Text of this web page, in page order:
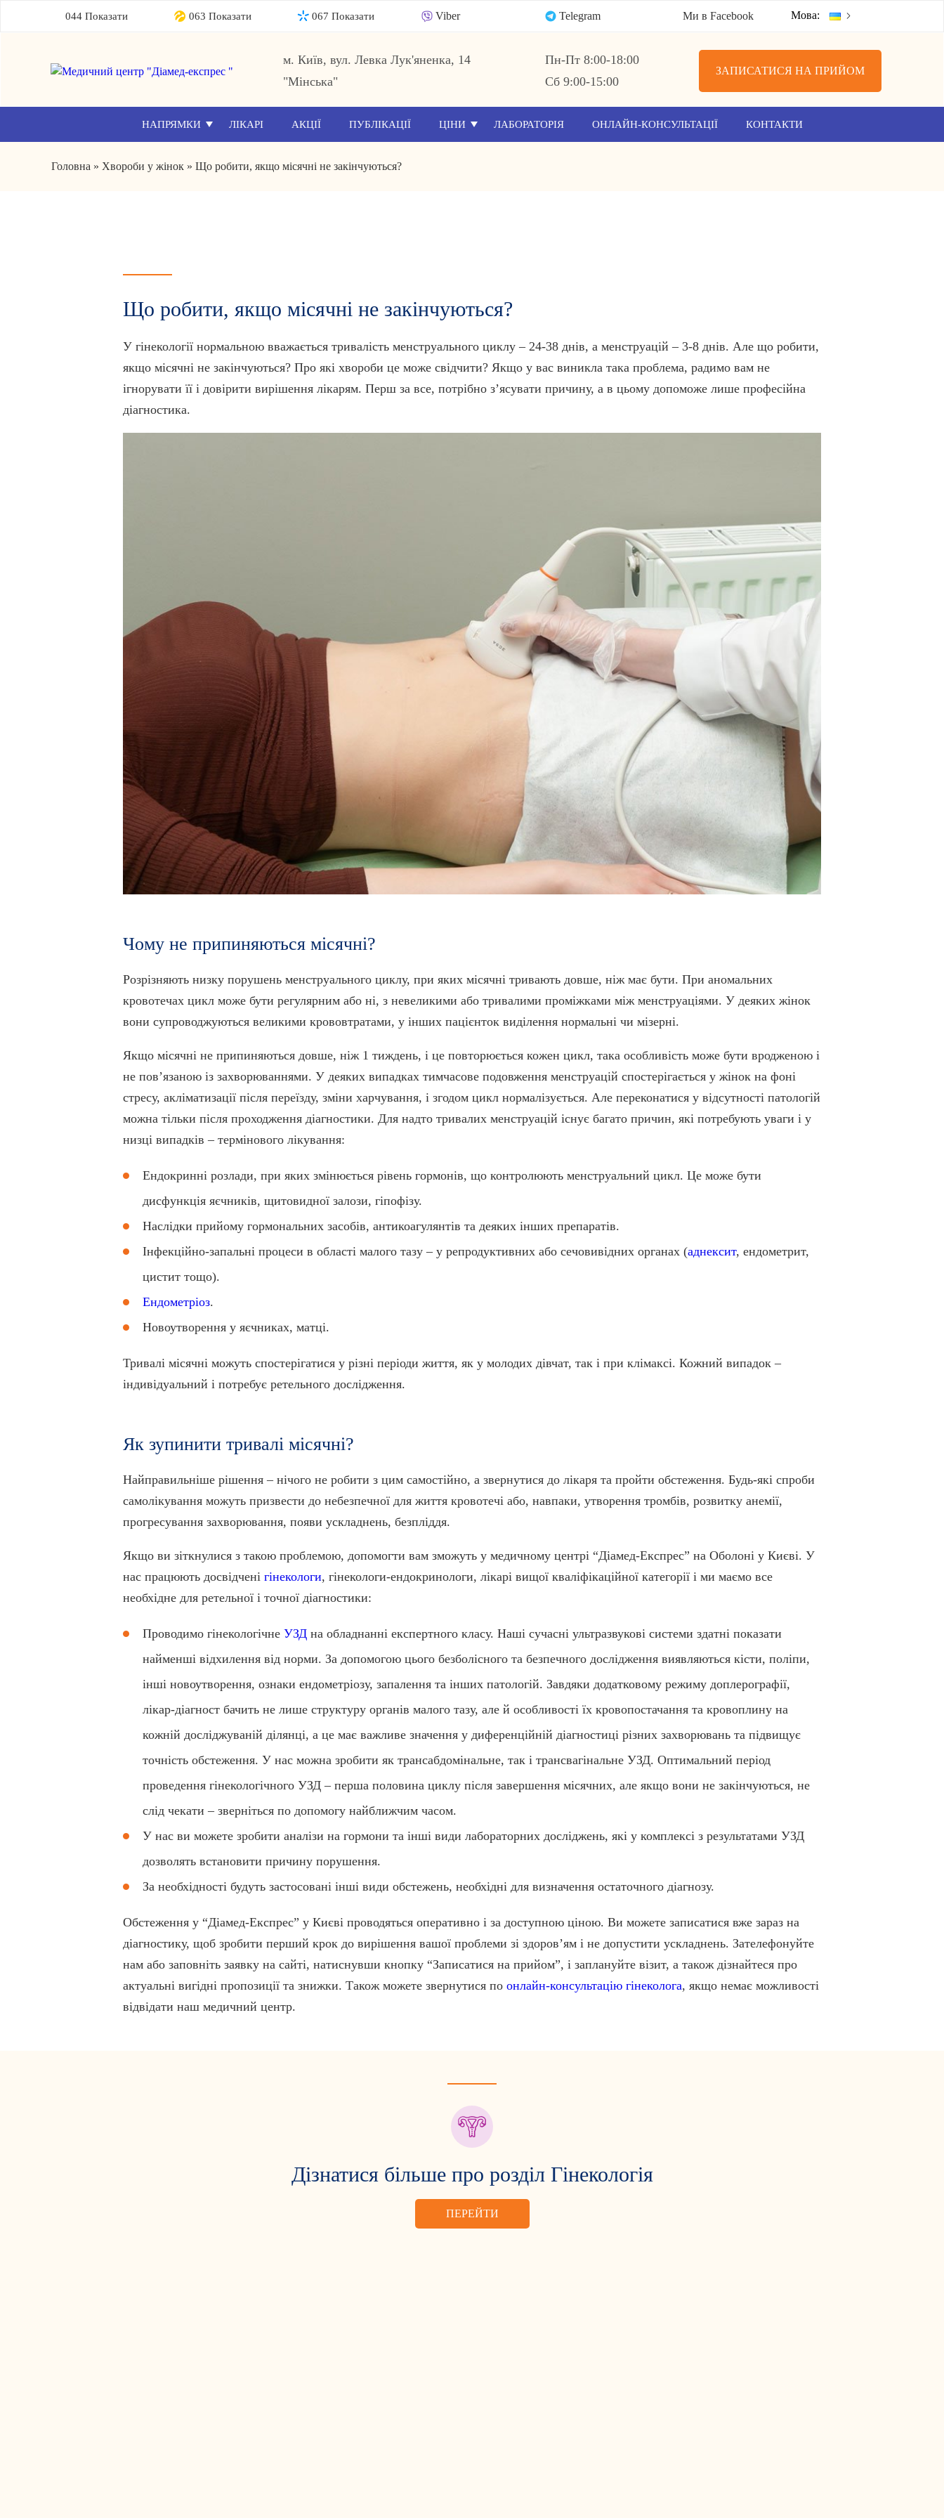
044 Показати 063 Показати 067 Показати Viber Telegram Ми в Facebook Мова:
м. Київ, вул. Левка Лук'яненка, 14
Пн-Пт 8:00-18:00
"Мінська"
Сб 9:00-15:00
ЗАПИСАТИСЯ НА ПРИЙОМ
НАПРЯМКИ ЛІКАРІ АКЦІЇ ПУБЛІКАЦІЇ ЦІНИ ЛАБОРАТОРІЯ ОНЛАЙН-КОНСУЛЬТАЦІЇ КОНТАКТИ
Головна » Хвороби у жінок » Що робити, якщо місячні не закінчуються?
Що робити, якщо місячні не закінчуються?
У гінекології нормальною вважається тривалість менструального циклу – 24-38 днів, а менструацій – 3-8 днів. Але що робити,
якщо місячні не закінчуються? Про які хвороби це може свідчити? Якщо у вас виникла така проблема, радимо вам не
ігнорувати її і довірити вирішення лікарям. Перш за все, потрібно з’ясувати причину, а в цьому допоможе лише професійна
діагностика.
Чому не припиняються місячні?
Розрізняють низку порушень менструального циклу, при яких місячні тривають довше, ніж має бути. При аномальних
кровотечах цикл може бути регулярним або ні, з невеликими або тривалими проміжками між менструаціями. У деяких жінок
вони супроводжуються великими крововтратами, у інших пацієнток виділення нормальні чи мізерні.
Якщо місячні не припиняються довше, ніж 1 тиждень, і це повторюється кожен цикл, така особливість може бути вродженою і
не пов’язаною із захворюваннями. У деяких випадках тимчасове подовження менструацій спостерігається у жінок на фоні
стресу, акліматизації після переїзду, зміни харчування, і згодом цикл нормалізується. Але переконатися у відсутності патологій
можна тільки після проходження діагностики. Для надто тривалих менструацій існує багато причин, які потребують уваги і у
низці випадків – термінового лікування:
Ендокринні розлади, при яких змінюється рівень гормонів, що контролюють менструальний цикл. Це може бути
дисфункція яєчників, щитовидної залози, гіпофізу.
Наслідки прийому гормональних засобів, антикоагулянтів та деяких інших препаратів.
Інфекційно-запальні процеси в області малого тазу – у репродуктивних або сечовивідних органах (аднексит, ендометрит,
цистит тощо).
Ендометріоз.
Новоутворення у яєчниках, матці.
Тривалі місячні можуть спостерігатися у різні періоди життя, як у молодих дівчат, так і при клімаксі. Кожний випадок –
індивідуальний і потребує ретельного дослідження.
Як зупинити тривалі місячні?
Найправильніше рішення – нічого не робити з цим самостійно, а звернутися до лікаря та пройти обстеження. Будь-які спроби
самолікування можуть призвести до небезпечної для життя кровотечі або, навпаки, утворення тромбів, розвитку анемії,
прогресування захворювання, появи ускладнень, безпліддя.
Якщо ви зіткнулися з такою проблемою, допомогти вам зможуть у медичному центрі “Діамед-Експрес” на Оболоні у Києві. У
нас працюють досвідчені гінекологи, гінекологи-ендокринологи, лікарі вищої кваліфікаційної категорії і ми маємо все
необхідне для ретельної і точної діагностики:
Проводимо гінекологічне УЗДна обладнанні експертного класу. Наші сучасні ультразвукові системи здатні показати
найменші відхилення від норми. За допомогою цього безболісного та безпечного дослідження виявляються кісти, поліпи,
інші новоутворення, ознаки ендометріозу, запалення та інших патологій. Завдяки додатковому режиму доплерографії,
лікар-діагност бачить не лише структуру органів малого тазу, але й особливості їх кровопостачання та кровоплину на
кожній досліджуваній ділянці, а це має важливе значення у диференційній діагностиці різних захворювань та підвищує
точність обстеження. У нас можна зробити як трансабдомінальне, так і трансвагінальне УЗД. Оптимальний період
проведення гінекологічного УЗД – перша половина циклу після завершення місячних, але якщо вони не закінчуються, не
слід чекати – зверніться по допомогу найближчим часом.
У нас ви можете зробити аналізи на гормони та інші види лабораторних досліджень, які у комплексі з результатами УЗД
дозволять встановити причину порушення.
За необхідності будуть застосовані інші види обстежень, необхідні для визначення остаточного діагнозу.
Обстеження у “Діамед-Експрес” у Києві проводяться оперативно і за доступною ціною. Ви можете записатися вже зараз на
діагностику, щоб зробити перший крок до вирішення вашої проблеми зі здоров’ям і не допустити ускладнень. Зателефонуйте
нам або заповніть заявку на сайті, натиснувши кнопку “Записатися на прийом”, і заплануйте візит, а також дізнайтеся про
актуальні вигідні пропозиції та знижки. Також можете звернутися по онлайн-консультацію гінеколога, якщо немає можливості
відвідати наш медичний центр.
Дізнатися більше про розділ Гінекологія
ПЕРЕЙТИ